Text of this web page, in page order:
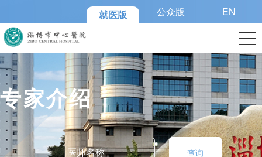
就医版 公众版 EN
专家介绍
查询